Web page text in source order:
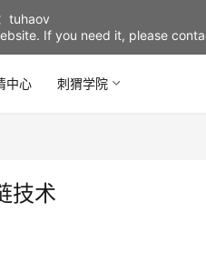
中心 刺猬学院
技术
tuhaov
If you need it, please